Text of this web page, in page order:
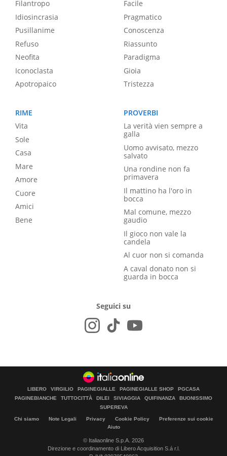
Filantropo
Idiosincrasia
Pusillanime
Refuso
Neofita
Iconoclasta
Apotropaico
Facile
Pragmatico
Conoscenza
Riassunto
Paradigma
Gioia
Tristezza
RIME
Vita
Sole
Casa
Mare
Amore
Cuore
Amici
Bene
PROVERBI
La verità vien sempre a
galla
Uomo avvisato, mezzo
salvato
Una rondine non fa
primavera
Il mattino ha l'oro in
bocca
Mal comune, mezzo
gaudio
Il gioco non vale la
candela
Al cuor non si comanda
A caval donato non si
guarda in bocca
Seguici su
LIBERO VIRGILIO PAGINEGIALLE PAGINEGIALLE SHOP
PGCASA
PAGINEBIANCHE
TUTTOCITTÀ DILEI SIVIAGGIA QUIFINANZA
BUONISSIMO
SUPEREVA
Chi siamo Note Legali Privacy Cookie Policy
Preferenze sui cookie
Aiuto
© Italiaonline S.p.A. 2026
Direzione e coordinamento di Libero Acquisition S.á r.l.